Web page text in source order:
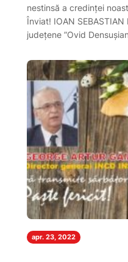
nestinsă a credinței
Înviat! IOAN
județene ”Ovid
apr. 23, 2022